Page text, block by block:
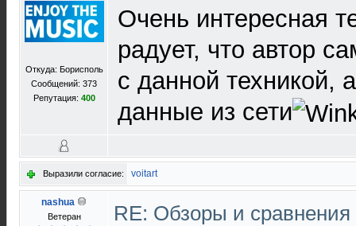
Откуда: Борисполь
Сообщений: 373
Репутация: 400
Очень интересная
радует, что автор
с данной техникой,
данные из сети
Выразили согласие: voitart
nashua
Ветеран
RE: Обзоры и